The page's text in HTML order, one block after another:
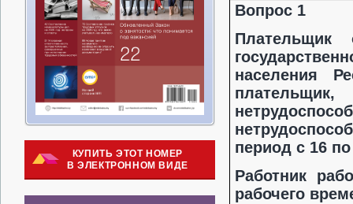
КУПИТЬ ЭТОТ НОМЕР
В ЭЛЕКТРОННОМ ВИДЕ
Вопрос 1
Плательщик
населения
период с 16 по
Работник
рабочего